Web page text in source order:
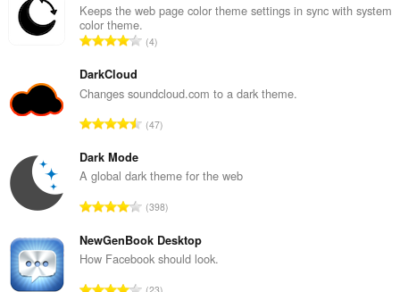
Keeps the web page color theme settings in sync with system
color theme.
总
次
：
4
DarkCloud
Changes soundcloud.com to a dark theme.
总
次
：
47
Dark Mode
A global dark theme for the web
总
分
次
398
NewGenBook Desktop
How Facebook should look.